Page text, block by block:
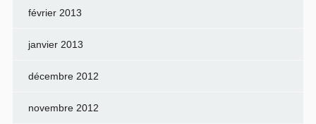
février 2013
janvier 2013
décembre 2012
novembre 2012